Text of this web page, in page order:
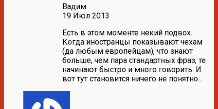
Вадим
19 Июл 2013
Есть в этом моменте некий подвох.
Когда иностранцы показывают чехам
(да любым европейцам), что знают
больше, чем пара стандартных фраз, те
начинают быстро и много говорить. И
вот тут становится ничего не понятно…